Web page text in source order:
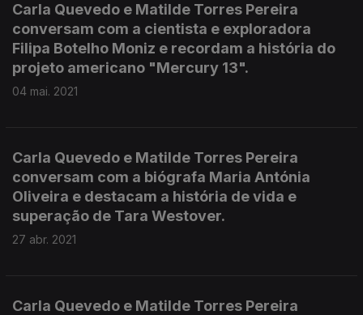
Carla Quevedo e Matilde Torres Pereira
conversam com a cientista e exploradora
Filipa Botelho Moniz e recordam a história do
projeto americano "Mercury 13".
04 mai. 2021
Carla Quevedo e Matilde Torres Pereira
conversam com a biógrafa Maria Antónia
Oliveira e destacam a história de vida e
superação de Tara Westover.
27 abr. 2021
Carla Quevedo e Matilde Torres Pereira